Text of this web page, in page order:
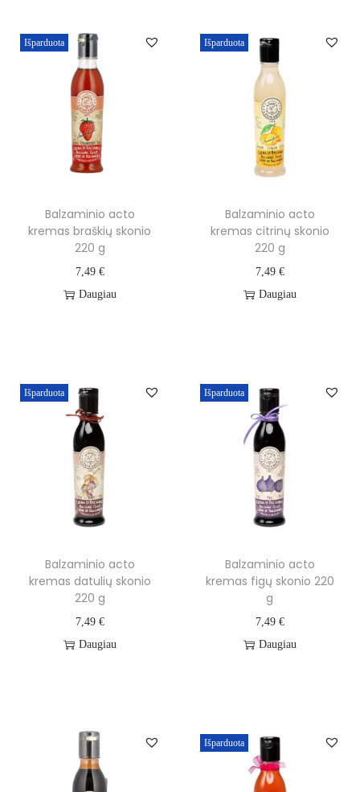
Išparduota
Balzaminio acto
kremas braškių skonio
220 g
7,49 €
Daugiau
Išparduota
Balzaminio acto
kremas citrinų skonio
220 g
7,49 €
Daugiau
Išparduota
Balzaminio acto
kremas datulių skonio
220 g
7,49 €
Daugiau
Išparduota
Balzaminio acto
kremas figų skonio 220
g
7,49 €
Daugiau
Išparduota